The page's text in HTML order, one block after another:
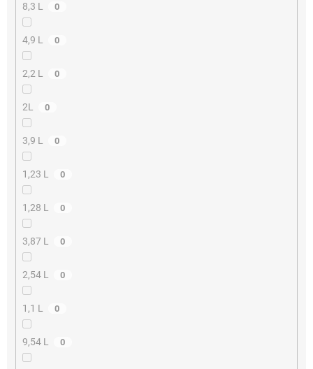
8,3 L 0
4,9 L 0
2,2 L 0
2L 0
3,9 L 0
1,23 L 0
1,28 L 0
3,87 L 0
2,54 L 0
1,1 L 0
9,54 L 0